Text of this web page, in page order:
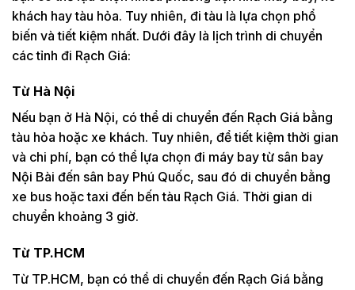
khách hay tàu hỏa. Tuy nhiên, đi tàu là lựa chọn phổ
biến và tiết kiệm nhất. Dưới đây là lịch trình di chuyển
các tỉnh đi Rạch Giá:
Từ Hà Nội
Nếu bạn ở Hà Nội, có thể di chuyển đến Rạch Giá bằng
tàu hỏa hoặc xe khách. Tuy nhiên, để tiết kiệm thời gian
và chi phí, bạn có thể lựa chọn đi máy bay từ sân bay
Nội Bài đến sân bay Phú Quốc, sau đó di chuyển bằng
xe bus hoặc taxi đến bến tàu Rạch Giá. Thời gian di
chuyển khoảng 3 giờ.
Từ TP.HCM
Từ TP.HCM, bạn có thể di chuyển đến Rạch Giá bằng